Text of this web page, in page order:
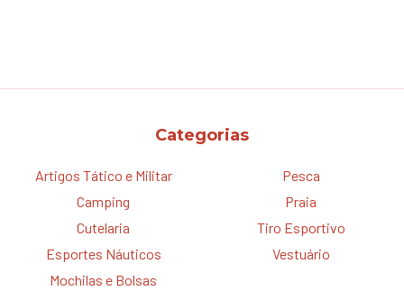
Categorias
Artigos Tático e Militar
Camping
Cutelaria
Esportes Náuticos
Mochilas e Bolsas
Pesca
Praia
Tiro Esportivo
Vestuário